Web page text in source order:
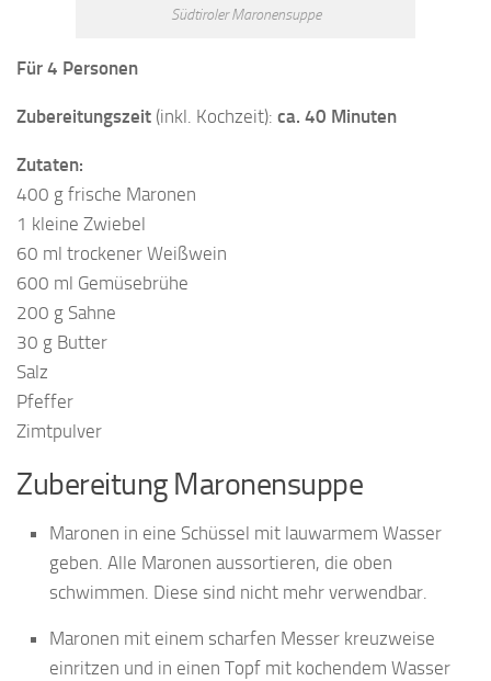
Südtiroler Maronensuppe
Für 4 Personen
Zubereitungszeit (inkl. Kochzeit): ca. 40 Minuten
Zutaten:
400 g frische Maronen
1 kleine Zwiebel
60 ml trockener Weißwein
600 ml Gemüsebrühe
200 g Sahne
30 g Butter
Salz
Pfeffer
Zimtpulver
Zubereitung Maronensuppe
Maronen in eine Schüssel mit lauwarmem Wasser
geben. Alle Maronen aussortieren, die oben
schwimmen. Diese sind nicht mehr verwendbar.
Maronen mit einem scharfen Messer kreuzweise
einritzen und in einen Topf mit kochendem Wasser